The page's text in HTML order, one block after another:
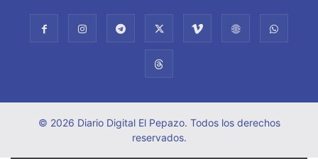
© 2026 Diario Digital El Pepazo. Todos los derechos
reservados.